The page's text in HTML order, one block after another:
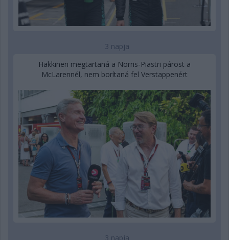
3 napja
Hakkinen megtartaná a Norris-Piastri párost a
McLarennél, nem borítaná fel Verstappenért
3 napja